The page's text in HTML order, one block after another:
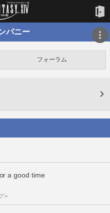
パニー
フォーラム
a good time
»